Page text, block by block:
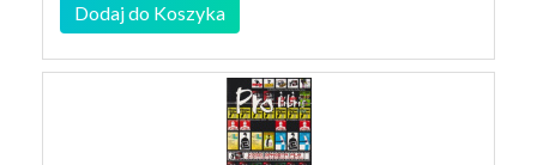
Dodaj do Koszyka